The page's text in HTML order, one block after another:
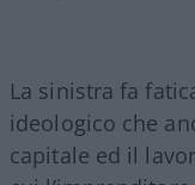
La sinistra fa
ideologico che
capitale ed il